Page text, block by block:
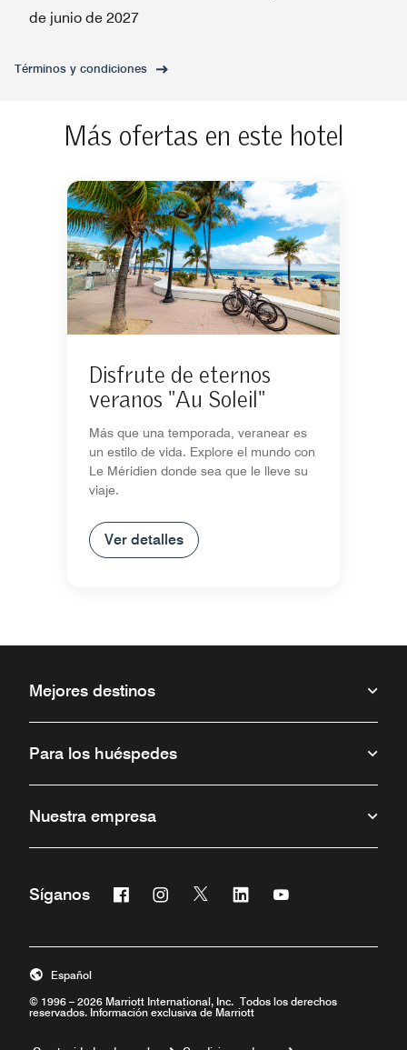
de junio de 2027
Términos y condiciones
Más ofertas en este hotel
Disfrute de eternos
veranos "Au Soleil"
Más que una temporada, veranear es
un estilo de vida. Explore el mundo con
Le Méridien donde sea que le lleve su
viaje.
Ver detalles
Mejores destinos
Para los huéspedes
Nuestra empresa
Síganos Facebook
Abre una ventana nueva
Instagram
Abre una ventana nueva
Twitter
Abre una ventana nueva
Linkedin
Abre una ventana nueva
Abre una ventana
© 1996 – 2026 Marriott International, Inc. Todos los derechos
reservados. Información exclusiva de Marriott
Español